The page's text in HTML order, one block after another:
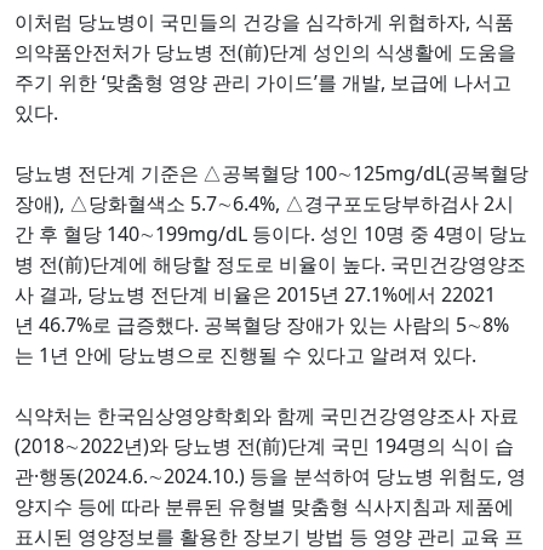
이처럼 당뇨병이 국민들의 건강을 심각하게 위협하자, 식품
의약품안전처가 당뇨병 전(前)단계 성인의 식생활에 도움을
주기 위한 ‘맞춤형 영양 관리 가이드’를 개발, 보급에 나서고
있다.
당뇨병 전단계 기준은 △공복혈당 100∼125mg/dL(공복혈당
장애), △당화혈색소 5.7∼6.4%, △경구포도당부하검사 2시
간 후 혈당 140∼199mg/dL 등이다. 성인 10명 중 4명이 당뇨
병 전(前)단계에 해당할 정도로 비율이 높다. 국민건강영양조
사 결과, 당뇨병 전단계 비율은 2015년 27.1%에서 22021
년 46.7%로 급증했다. 공복혈당 장애가 있는 사람의 5∼8%
는 1 년 안에 당뇨병으로 진행될 수 있다고 알려져 있다.
식약처는 한국임상영양학회와 함께 국민건강영양조사 자료
(2018∼2022년)와 당뇨병 전(前)단계 국민 194명의 식이 습
관·행동(2024.6.∼2024.10.) 등을 분석하여 당뇨병 위험도, 영
양지수 등에 따라 분류된 유형별 맞춤형 식사지침과 제품에
표시된 영양정보를 활용한 장보기 방법 등 영양 관리 교육 프